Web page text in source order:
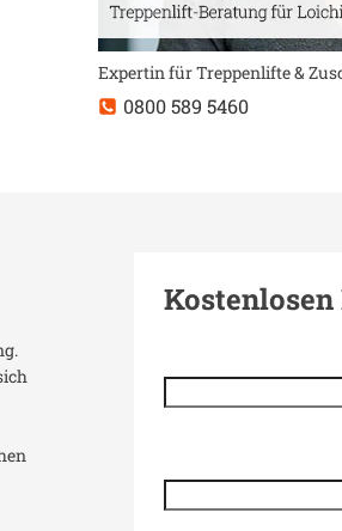
Expertin für Treppenlifte &
0800 589 5460